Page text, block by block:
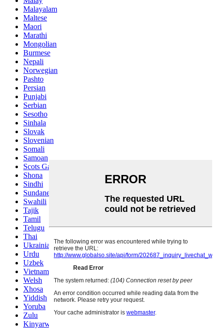
Malayalam
Maltese
Maori
Marathi
Mongolian
Burmese
Nepali
Norwegian
Pashto
Persian
Punjabi
Serbian
Sesotho
Sinhala
Slovak
Slovenian
Somali
Samoan
Scots Gaelic
Shona
Sindhi
Sundanese
Swahili
Tajik
Tamil
Telugu
Thai
Ukrainian
Urdu
Uzbek
Vietnamese
Welsh
Xhosa
Yiddish
Yoruba
Zulu
Kinyarwanda